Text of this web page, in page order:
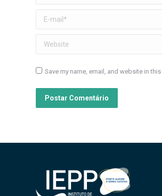
E-mail *
Website
Save my name, email, and website in
Postar Comentário